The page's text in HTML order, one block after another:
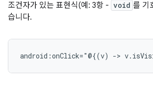
조건자가 있는 표현식(예: 3항 - void 를 기
습니다.
android:onClick="@{(v) ->